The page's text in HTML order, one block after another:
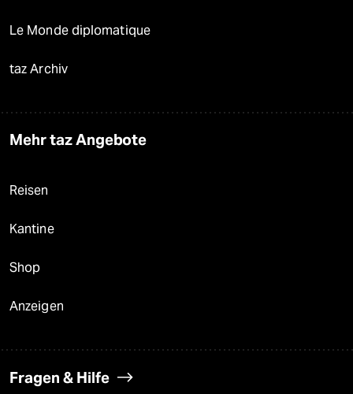
Le Monde diplomatique
taz Archiv
Mehr taz Angebote
Reisen
Kantine
Shop
Anzeigen
Fragen & Hilfe